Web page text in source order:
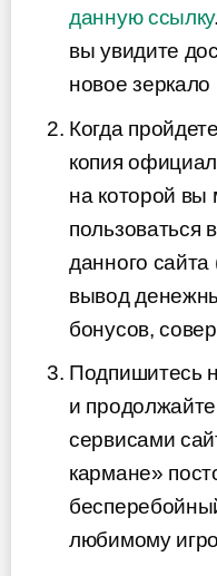
данную ссылку
вы увидите
новое
Когда
копия
на которой вы
пользоваться
данного сайта
вывод
бонусов,
Подпишитесь
и
сервисами
кармане»
любимому